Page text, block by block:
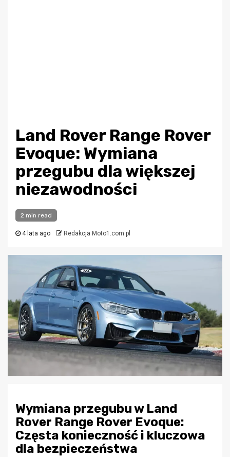
Land Rover Range Rover
Evoque: Wymiana
przegubu dla większej
niezawodności
2 min read
4 lata ago Redakcja Moto1.com.pl
Wymiana przegubu w Land
Rover Range Rover Evoque:
Częsta konieczność i kluczowa
dla bezpieczeństwa